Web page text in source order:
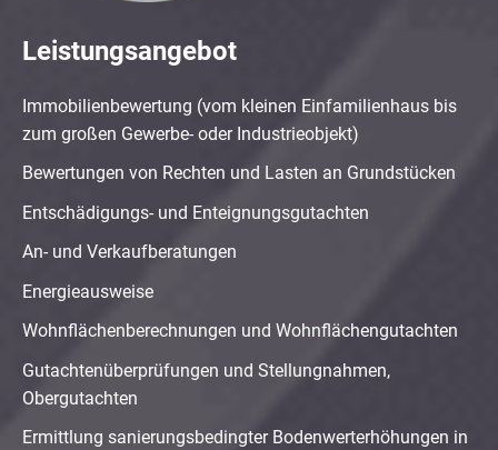
Leistungsangebot
Immobilienbewertung (vom kleinen Einfamilienhaus bis
zum großen Gewerbe- oder Industrieobjekt)
Bewertungen von Rechten und Lasten an Grundstücken
Entschädigungs- und Enteignungsgutachten
An- und Verkaufberatungen
Energieausweise
Wohnflächenberechnungen und Wohnflächengutachten
Gutachtenüberprüfungen und Stellungnahmen,
Obergutachten
Ermittlung sanierungsbedingter Bodenwerterhöhungen in